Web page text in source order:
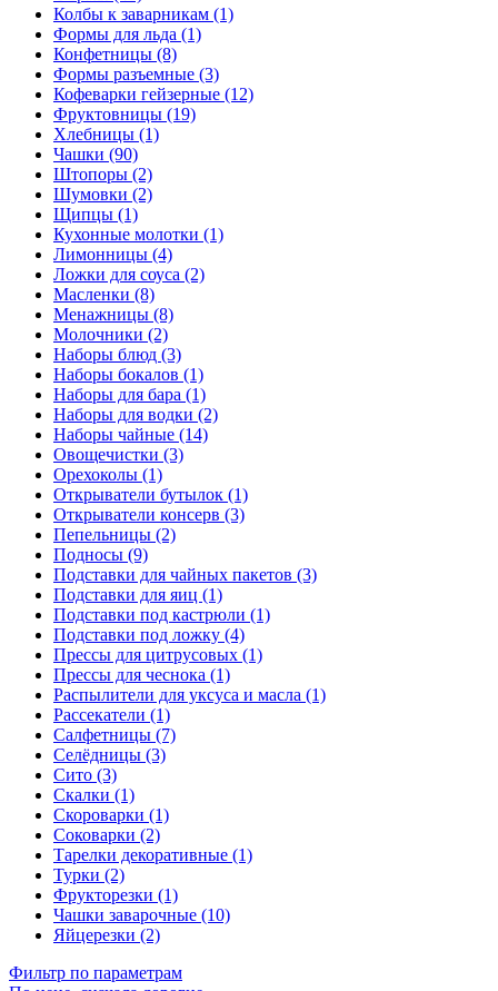
Колбы к заварникам (1)
Формы для льда (1)
Конфетницы (8)
Формы разъемные (3)
Кофеварки гейзерные (12)
Фруктовницы (19)
Хлебницы (1)
Чашки (90)
Штопоры (2)
Шумовки (2)
Щипцы (1)
Кухонные молотки (1)
Лимонницы (4)
Ложки для соуса (2)
Масленки (8)
Менажницы (8)
Молочники (2)
Наборы блюд (3)
Наборы бокалов (1)
Наборы для бара (1)
Наборы для водки (2)
Наборы чайные (14)
Овощечистки (3)
Орехоколы (1)
Открыватели бутылок (1)
Открыватели консерв (3)
Пепельницы (2)
Подносы (9)
Подставки для чайных пакетов (3)
Подставки для яиц (1)
Подставки под кастрюли (1)
Подставки под ложку (4)
Прессы для цитрусовых (1)
Прессы для чеснока (1)
Распылители для уксуса и масла (1)
Рассекатели (1)
Салфетницы (7)
Селёдницы (3)
Сито (3)
Скалки (1)
Скороварки (1)
Соковарки (2)
Тарелки декоративные (1)
Турки (2)
Фрукторезки (1)
Чашки заварочные (10)
Яйцерезки (2)
Фильтр по параметрам